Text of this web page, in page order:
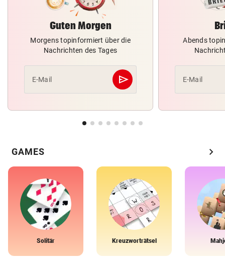
Guten Morgen
Morgens topinformiert über die
Nachrichten des Tages
E-Mail send
Abschicken
Abends
E-Mail
GAMES chevron_right
Solitär Kreuzworträtsel